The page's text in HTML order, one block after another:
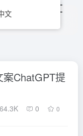
ChatGPT提
64.3K 0 0
文